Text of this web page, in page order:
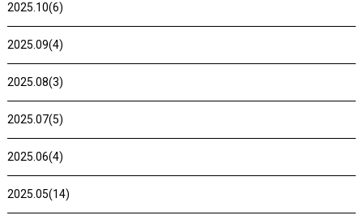
2025.10(6)
2025.09(4)
2025.08(3)
2025.07(5)
2025.06(4)
2025.05(14)